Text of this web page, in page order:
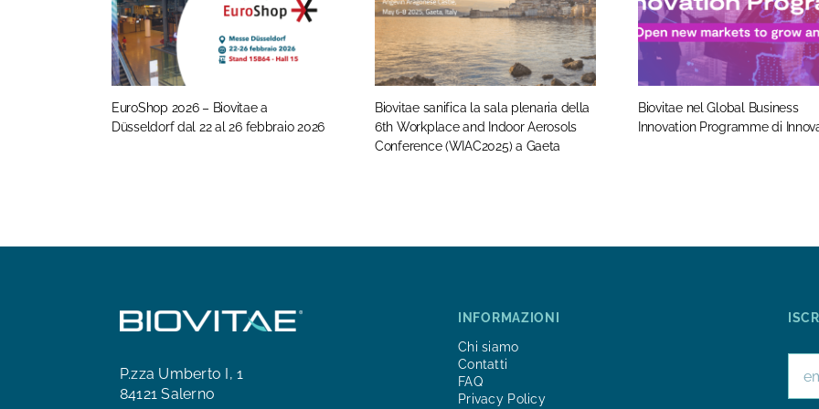
EuroShop 2026 – Biovitae a
Düsseldorf dal 22 al 26 febbraio 2026
Biovitae sanifica la sala plenaria della
6th Workplace and Indoor Aerosols
Conference (WIAC2025) a Gaeta
Biovitae nel Global Business
Innovation Programme di
P.zza Umberto I, 1
84121 Salerno
INFORMAZIONI
Chi siamo
Contatti
FAQ
Privacy Policy